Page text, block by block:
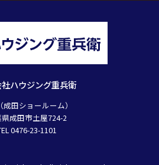
ハウジング重兵衛
成田ショールーム）
県成田市土屋724-2
0476-23-1101